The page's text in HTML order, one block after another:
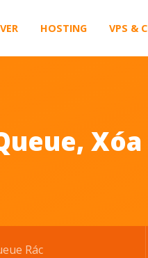
HOSTING VPS &
Rác